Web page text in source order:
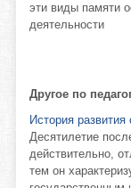
эти виды памяти
деятельности
Другое по
История
Десятилетие
действительно,
тем он